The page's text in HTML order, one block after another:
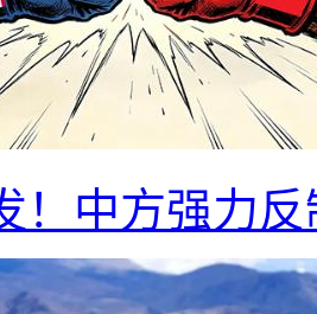
！中方强力